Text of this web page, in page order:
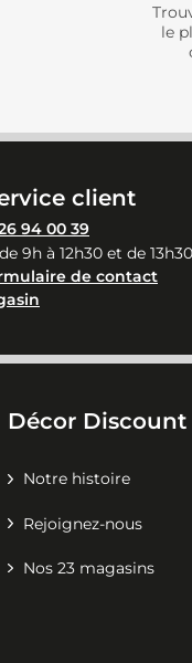
le
client
94 00 39
9h à 12h30 et de
de contact
Décor Discount
Notre histoire
Rejoignez-nous
Nos 23 magasins